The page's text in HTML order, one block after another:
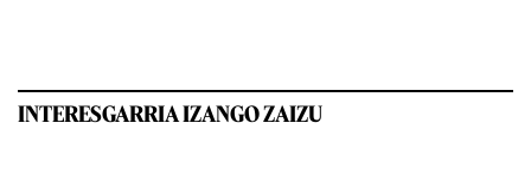
INTERESGARRIA IZANGO ZAIZU